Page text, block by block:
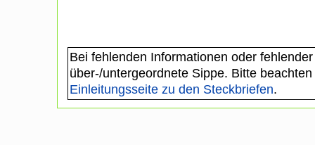
Bei fehlenden Informationen oder
über-/untergeordnete Sippe. Bitte
Einleitungsseite zu den Steckbriefen.